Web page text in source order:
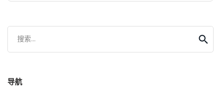
搜索...
导航